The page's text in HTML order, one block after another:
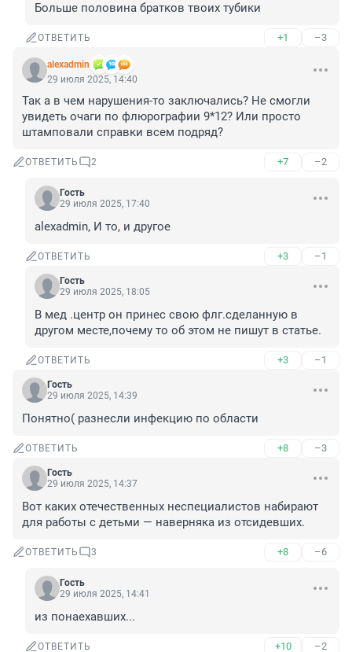
Больше половина братков твоих тубики
ОТВЕТИТЬ +1 –3
alexadmin
29 июля 2025, 14:40
Так а в чем нарушения-то заключались? Не смогли
увидеть очаги по флюрографии 9*12? Или просто
штамповали справки всем подряд?
ОТВЕТИТЬ 2 +7 –2
Гость
29 июля 2025, 17:40
alexadmin, И то, и другое
ОТВЕТИТЬ +3 –1
Гость
29 июля 2025, 18:05
В мед .центр он принес свою флг.сделанную в
другом месте,почему то об этом не пишут в статье.
ОТВЕТИТЬ +3 –1
Гость
29 июля 2025, 14:39
Понятно( разнесли инфекцию по области
ОТВЕТИТЬ +8 –3
Гость
29 июля 2025, 14:37
Вот каких отечественных неспециалистов набирают
для работы с детьми — наверняка из отсидевших.
ОТВЕТИТЬ 3 +8 –6
Гость
29 июля 2025, 14:41
из понаехавших...
ОТВЕТИТЬ +10 –2